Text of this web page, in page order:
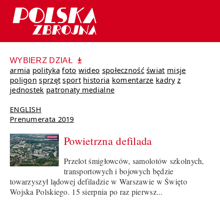
WYBIERZ DZIAŁ
armia polityka foto wideo społeczność świat misje
poligon sprzęt sport historia komentarze kadry z
jednostek patronaty medialne
ENGLISH
Prenumerata 2019
Powietrzna defilada
Przelot śmigłowców, samolotów szkolnych,
transportowych i bojowych będzie
towarzyszył lądowej defiladzie w Warszawie w Święto
Wojska Polskiego. 15 sierpnia po raz pierwsz...